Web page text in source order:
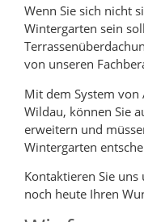
Wenn Sie sich nicht
Wintergarten sein
von unseren
Mit dem System von
Wildau, können Sie
erweitern und
Wintergarten
Kontaktieren Sie
noch heute Ihren